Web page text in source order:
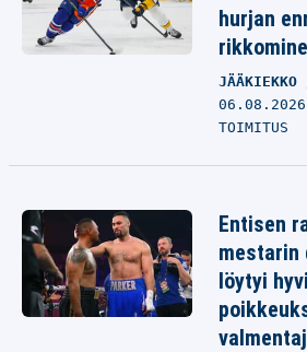
hurjan
JÄÄKIEKKO
TOIMITUS
Entisen
mestarin
löytyi